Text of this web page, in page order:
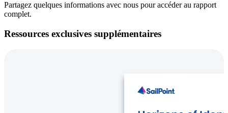
Partagez quelques informations avec nous pour accéder au rapport
complet.
Ressources exclusives supplémentaires